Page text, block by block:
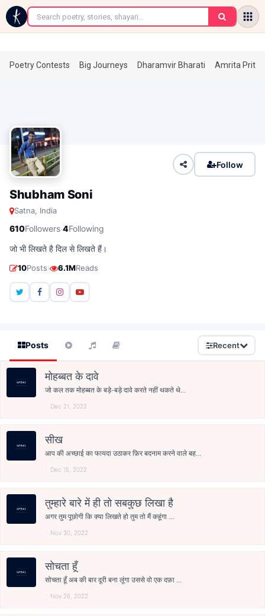
←
Poetry Contests Big Journeys Dharamvir Bharati Amrita
Follow
Shubham Soni
Satna, India
610Followers·4Following
जो भी लिखते है दिल से लिखते हैं।
10Posts· 6.1MReads
Posts Recent
मोहब्बत के दावे
जो कल तक मोहब्बत के बड़े-बड़े दावे करते नहीं थकते थे...
Dec 21, 2022
सीख
आप की अच्छाई का फायदा उठाकर फ़िर बदनाम करने वाले बह...
Dec 15, 2022
तुम्हारे बारे में ही तो सबकुछ लिखा है
अगर तुम पूछोगी कि क्या लिखते हो तुम तो मैं कहूंगा ...
Nov 30, 2022
सोचता हूँ
सोचता हूँ अब की बार दूरी बना लूंगा उससे वो एक दफ़ा ...
Nov 26, 2022